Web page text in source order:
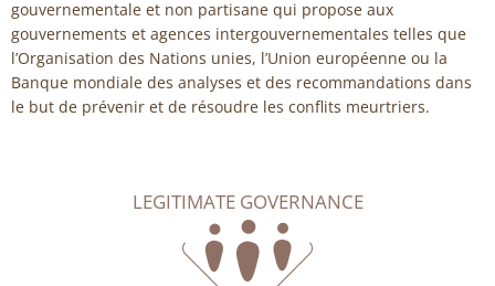
gouvernementale et non partisane qui propose aux
gouvernements et agences intergouvernementales telles que
l’Organisation des Nations unies, l’Union européenne ou la
Banque mondiale des analyses et des recommandations dans
le but de prévenir et de résoudre les conflits meurtriers.
LEGITIMATE GOVERNANCE